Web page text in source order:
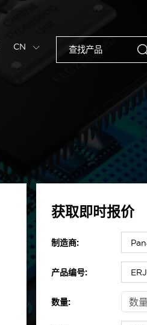
CN
获取即时报价
制造商:
产品编号:
数量: